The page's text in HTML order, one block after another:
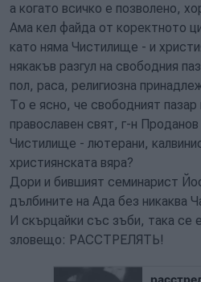
а когато всичко е позволено,
Ама кел файда от коректното
като няма Чистилище - и
някакъв разгул на свободния
пол, раса, религиозна
То е ясно, че свободният
православен свят, г-н
Чистилище - лютерани,
християнската вяра?
Дори и бившият семинарист
дълбините на Ада без никаква
И скърцайки със зъби, така се
зловещо: РАССТРЕЛЯТЬ!